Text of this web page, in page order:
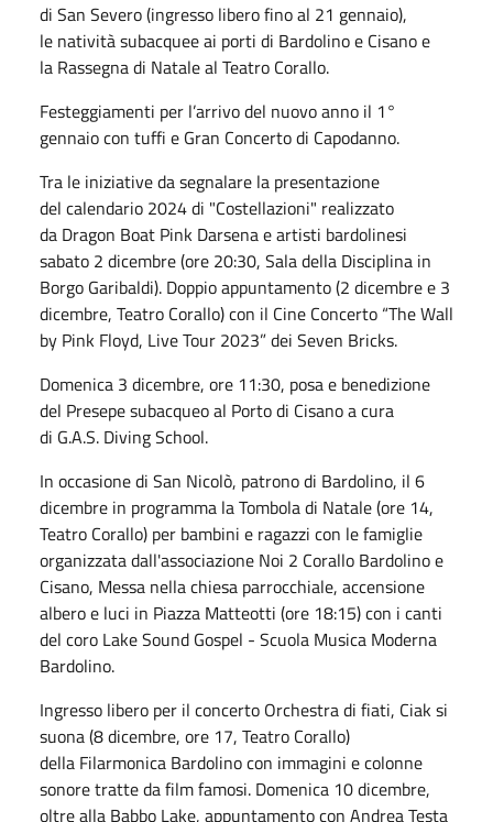
di San Severo (ingresso libero fino al 21 gennaio),
le natività subacquee ai porti di Bardolino e Cisano e
la Rassegna di Natale al Teatro Corallo.
Festeggiamenti per l’arrivo del nuovo anno il 1°
gennaio con tuffi e Gran Concerto di Capodanno.
Tra le iniziative da segnalare la presentazione
del calendario 2024 di "Costellazioni" realizzato
da Dragon Boat Pink Darsena e artisti bardolinesi
sabato 2 dicembre (ore 20:30, Sala della Disciplina in
Borgo Garibaldi). Doppio appuntamento (2 dicembre e 3
dicembre, Teatro Corallo) con il Cine Concerto “The Wall
by Pink Floyd, Live Tour 2023” dei Seven Bricks.
Domenica 3 dicembre, ore 11:30, posa e benedizione
del Presepe subacqueo al Porto di Cisano a cura
di G.A.S. Diving School.
In occasione di San Nicolò, patrono di Bardolino, il 6
dicembre in programma la Tombola di Natale (ore 14,
Teatro Corallo) per bambini e ragazzi con le famiglie
organizzata dall'associazione Noi 2 Corallo Bardolino e
Cisano, Messa nella chiesa parrocchiale, accensione
albero e luci in Piazza Matteotti (ore 18:15) con i canti
del coro Lake Sound Gospel - Scuola Musica Moderna
Bardolino.
Ingresso libero per il concerto Orchestra di fiati, Ciak si
suona (8 dicembre, ore 17, Teatro Corallo)
della Filarmonica Bardolino con immagini e colonne
sonore tratte da film famosi. Domenica 10 dicembre,
oltre alla Babbo Lake, appuntamento con Andrea Testa